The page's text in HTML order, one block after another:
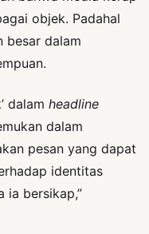
objek. Padahal
besar dalam
dalam headline
dalam
pesan yang dapat
identitas
ia bersikap,”